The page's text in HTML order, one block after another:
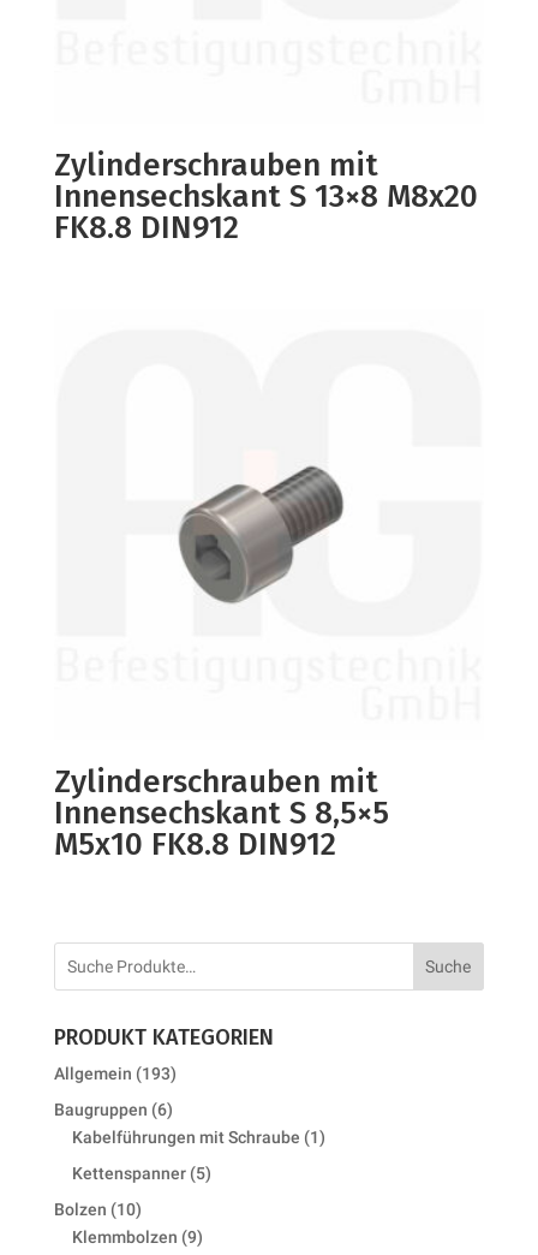
Zylinderschrauben mit
Innensechskant S 13×8 M8x20
FK8.8 DIN912
Zylinderschrauben mit
Innensechskant S 8,5×5
M5x10 FK8.8 DIN912
Suche
PRODUKT KATEGORIEN
Allgemein 193193
products
Baugruppen 66
products
Kabelführungen mit Schraube 11
Kettenspanner 55
Bolzen 1010
products
Klemmbolzen 99